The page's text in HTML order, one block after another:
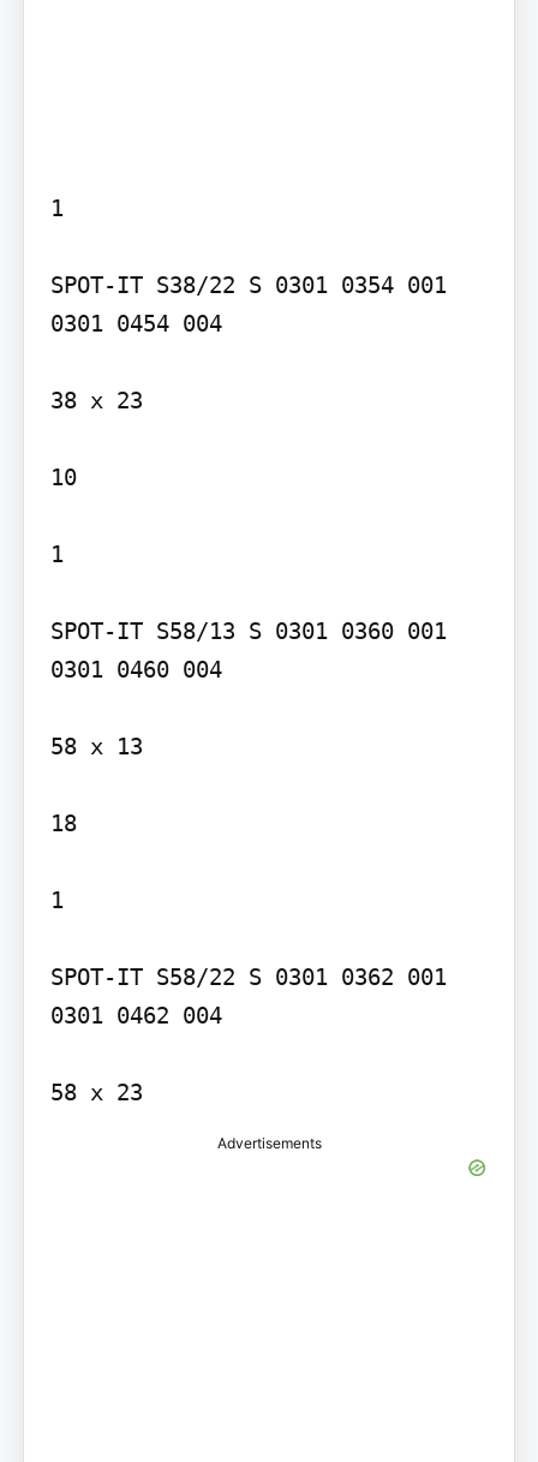
1
SPOT-IT S38/22 S 0301 0354 001
0301 0454 004
38 x 23
10
1
SPOT-IT S58/13 S 0301 0360 001
0301 0460 004
58 x 13
18
1
SPOT-IT S58/22 S 0301 0362 001
0301 0462 004
58 x 23
Advertisements